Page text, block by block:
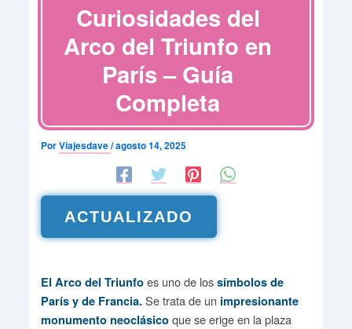
Curiosidades del
Arco del Triunfo en
París – Guía
Completa
PorViajesdave/agosto 14, 2025
ACTUALIZADO
El Arco del Triunfoes uno de los símbolos de
París y de Francia.Se trata de un impresionante
monumento neoclásicoque se erige en la plaza